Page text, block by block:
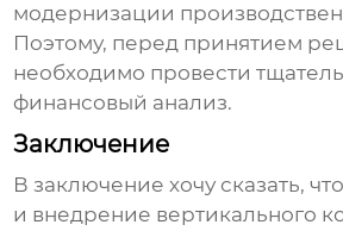
модернизации
Поэтому, перед принятием
необходимо провести
финансовый анализ.
Заключение
В заключение хочу сказать,
и внедрение вертикального